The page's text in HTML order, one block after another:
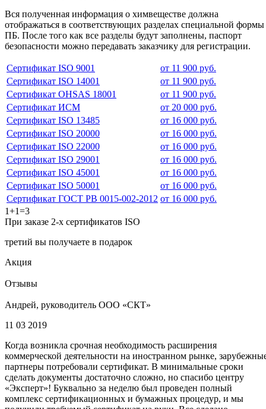
Вся полученная информация о химвеществе должна
отображаться в соответствующих разделах специальной формы
ПБ. После того как все разделы будут заполнены, паспорт
безопасности можно передавать заказчику для регистрации.
Сертификат ISO 9001
от 11 900 руб.
Сертификат ISO 14001
от 11 900 руб.
Сертификат OHSAS 18001
от 11 900 руб.
Сертификат ИСМ
от 20 000 руб.
Сертификат ISO 13485
от 16 000 руб.
Сертификат ISO 20000
от 16 000 руб.
Сертификат ISO 22000
от 16 000 руб.
Сертификат ISO 29001
от 16 000 руб.
Сертификат ISO 45001
от 16 000 руб.
Сертификат ISO 50001
от 16 000 руб.
Сертификат ГОСТ РВ 0015-002-2012 от 16 000 руб.
1+1=3
При заказе 2-х сертификатов ISO
третий вы получаете в подарок
Акция
Отзывы
Андрей, руководитель ООО «СКТ»
11 03 2019
Когда возникла срочная необходимость расширения
коммерческой деятельности на иностранном рынке,
партнеры потребовали сертификат. В минимальные сроки
сделать документы достаточно сложно, но спасибо центру
«Эксперт»! Буквально за неделю был проведен полный
комплекс сертификационных и бумажных процедур, и мы